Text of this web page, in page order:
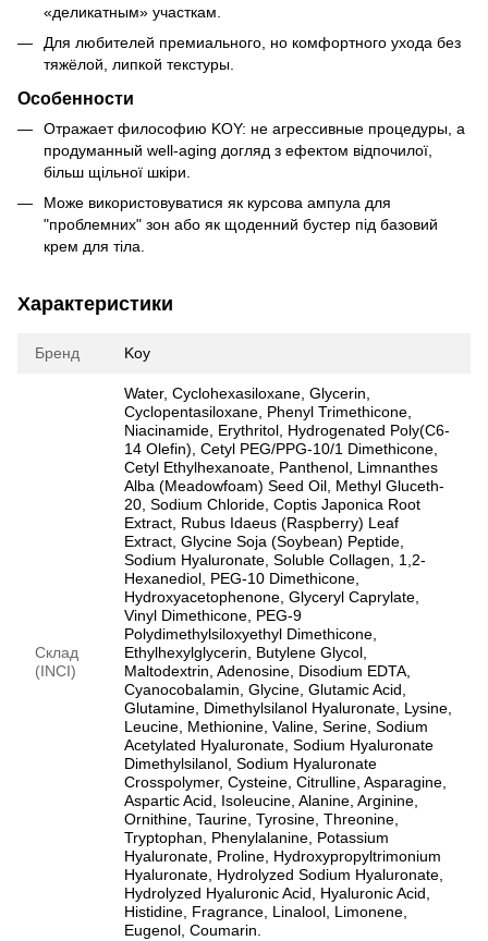
«деликатным» участкам.
Для любителей премиального, но комфортного ухода без
тяжёлой, липкой текстуры.
Особенности
Отражает философию KOY: не агрессивные процедуры, а
продуманный well-aging догляд з ефектом відпочилої,
більш щільної шкіри.
Може використовуватися як курсова ампула для
"проблемних" зон або як щоденний бустер під базовий
крем для тіла.
Характеристики
Бренд Koy
Склад
(INCI)
Water, Cyclohexasiloxane, Glycerin,
Cyclopentasiloxane, Phenyl Trimethicone,
Niacinamide, Erythritol, Hydrogenated Poly(C6-
14 Olefin), Cetyl PEG/PPG-10/1 Dimethicone,
Cetyl Ethylhexanoate, Panthenol, Limnanthes
Alba (Meadowfoam) Seed Oil, Methyl Gluceth-
20, Sodium Chloride, Coptis Japonica Root
Extract, Rubus Idaeus (Raspberry) Leaf
Extract, Glycine Soja (Soybean) Peptide,
Sodium Hyaluronate, Soluble Collagen, 1,2-
Hexanediol, PEG-10 Dimethicone,
Hydroxyacetophenone, Glyceryl Caprylate,
Vinyl Dimethicone, PEG-9
Polydimethylsiloxyethyl Dimethicone,
Ethylhexylglycerin, Butylene Glycol,
Maltodextrin, Adenosine, Disodium EDTA,
Cyanocobalamin, Glycine, Glutamic Acid,
Glutamine, Dimethylsilanol Hyaluronate, Lysine,
Leucine, Methionine, Valine, Serine, Sodium
Acetylated Hyaluronate, Sodium Hyaluronate
Dimethylsilanol, Sodium Hyaluronate
Crosspolymer, Cysteine, Citrulline, Asparagine,
Aspartic Acid, Isoleucine, Alanine, Arginine,
Ornithine, Taurine, Tyrosine, Threonine,
Tryptophan, Phenylalanine, Potassium
Hyaluronate, Proline, Hydroxypropyltrimonium
Hyaluronate, Hydrolyzed Sodium Hyaluronate,
Hydrolyzed Hyaluronic Acid, Hyaluronic Acid,
Histidine, Fragrance, Linalool, Limonene,
Eugenol, Coumarin.